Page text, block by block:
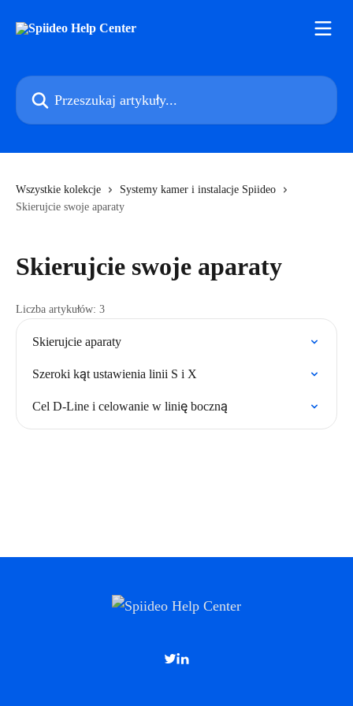
Przeszukaj artykuły...
Wszystkie kolekcje
Systemy kamer i instalacje Spiideo
Skierujcie swoje aparaty
Skierujcie swoje aparaty
Liczba artykułów: 3
Skierujcie aparaty
Szeroki kąt ustawienia linii S i X
Cel D-Line i celowanie w linię boczną